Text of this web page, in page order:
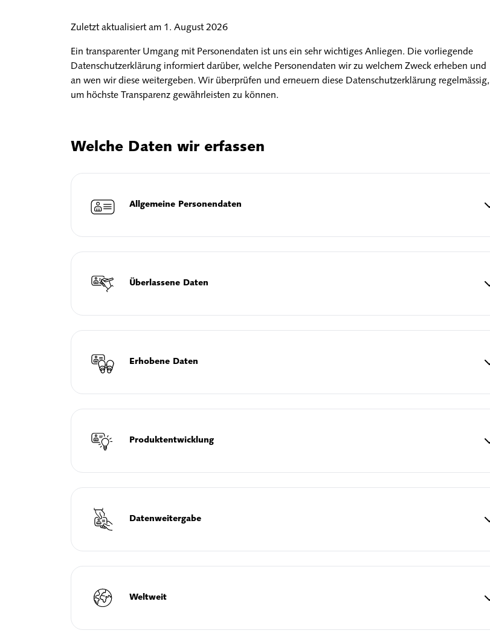
Zuletzt aktualisiert am 1. August 2026
Ein transparenter Umgang mit Personendaten ist uns ein sehr wichtiges Anliegen. Die vorliegende
Datenschutzerklärung informiert darüber, welche Personendaten wir zu welchem Zweck erheben und
an wen wir diese weitergeben. Wir überprüfen und erneuern diese Datenschutzerklärung regelmässig,
um höchste Transparenz gewährleisten zu können.
Welche Daten wir erfassen
Allgemeine Personendaten
Überlassene Daten
Erhobene Daten
Produktentwicklung
Datenweitergabe
Weltweit